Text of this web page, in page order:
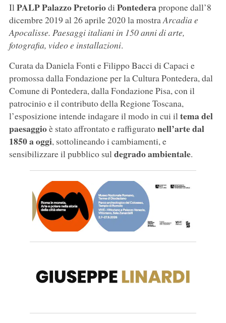
IlPALP Palazzo Pretoriodi Pontederapropone dall’8
dicembre 2019 al 26 aprile 2020 la mostraArcadia e
Apocalisse. Paesaggi italiani in 150 anni di arte,
fotografia, video e installazioni.
Curata da Daniela Fonti e Filippo Bacci di Capaci e
promossa dalla Fondazione per la Cultura Pontedera, dal
Comune di Pontedera, dalla Fondazione Pisa, con il
patrocinio e il contributo della Regione Toscana,
l’esposizione intende indagare il modo in cui iltema del
paesaggioè stato affrontato e raffiguratonell’arte dal
1850 a oggi, sottolineando i cambiamenti, e
sensibilizzare il pubblico suldegrado ambientale.